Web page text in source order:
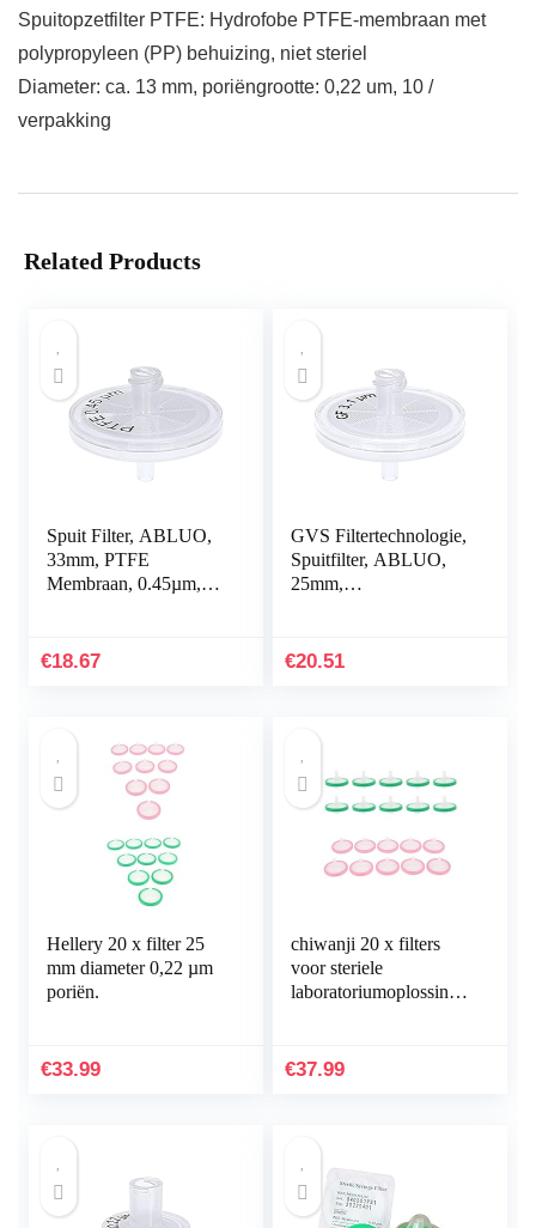
Spuitopzetfilter PTFE: Hydrofobe PTFE-membraan met
polypropyleen (PP) behuizing, niet steriel
Diameter: ca. 13 mm, poriëngrootte: 0,22 um, 10 /
verpakking
Related Products
Spuit Filter, ABLUO,
33mm, PTFE
Membraan, 0.45µm,
€18.67
GVS Filtertechnologie,
Spuitfilter, ABLUO,
25mm,
10/pk
€20.51
Hellery 20 x filter 25
mm diameter 0,22 µm
poriën.
€33.99
chiwanji 20 x filters
voor steriele
laboratoriumoplossinge
€37.99